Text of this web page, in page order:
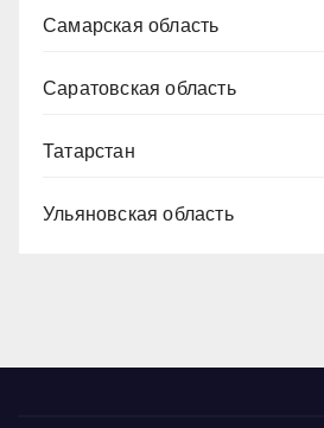
Самарская область
Саратовская область
Татарстан
Ульяновская область